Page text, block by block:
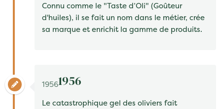
Connu comme le "Taste d’Oli" (Goûteur
d'huiles), il se fait un nom dans le métier, crée
sa marque et enrichit la gamme de produits.
19561956
Le catastrophique gel des oliviers fait